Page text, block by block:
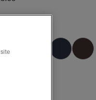
Ausgewählt